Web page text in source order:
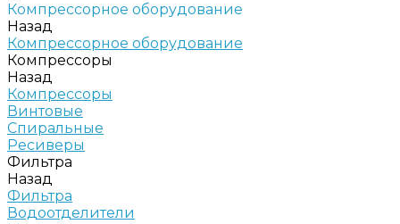
Компрессорное оборудование
Назад
Компрессорное оборудование
Компрессоры
Назад
Компрессоры
Винтовые
Спиральные
Ресиверы
Фильтра
Назад
Фильтра
Водоотделители